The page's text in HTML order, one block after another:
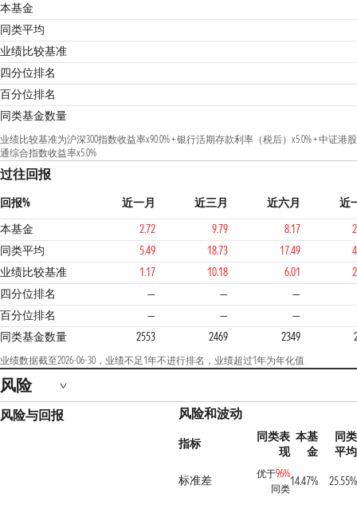
本基金
同类平均
业绩比较基准
四分位排名
3
百分位排名
同类基金数量
业绩比较基准为沪深300指数收益率x90.0% + 银行活期存款利率（税后）x5.0% + 中证港股
通综合指数收益率x5.0%
过往回报
回报% 近一月 近三月 近六月
近
本基金
2.72 9.79 8.17
同类平均
5.49 18.73 17.49
业绩比较基准
1.17 10.18 6.01
四分位排名
— — —
3
百分位排名 — —
—
同类基金数量
2553 2469 2349
业绩数据截至2026-06-30，业绩不足1年不进行排名，业绩超过1年为年化值
风险
风险与回报 风险和波动
指标
同类表
现
本基
金
同类
平均
标准差
优于96%
同类
14.47% 25.55%